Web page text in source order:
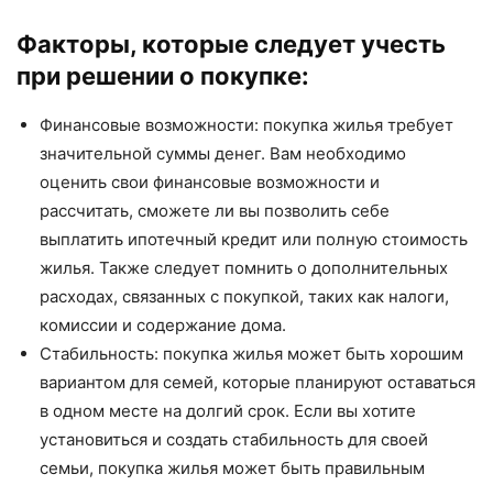
Факторы, которые следует учесть
при решении о покупке:
Финансовые возможности: покупка жилья требует
значительной суммы денег. Вам необходимо
оценить свои финансовые возможности и
рассчитать, сможете ли вы позволить себе
выплатить ипотечный кредит или полную стоимость
жилья. Также следует помнить о дополнительных
расходах, связанных с покупкой, таких как налоги,
комиссии и содержание дома.
Стабильность: покупка жилья может быть хорошим
вариантом для семей, которые планируют оставаться
в одном месте на долгий срок. Если вы хотите
установиться и создать стабильность для своей
семьи, покупка жилья может быть правильным